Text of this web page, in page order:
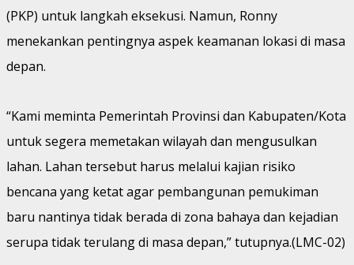
(PKP) untuk langkah eksekusi. Namun, Ronny
menekankan pentingnya aspek keamanan lokasi di masa
depan.
“Kami meminta Pemerintah Provinsi dan Kabupaten/Kota
untuk segera memetakan wilayah dan mengusulkan
lahan. Lahan tersebut harus melalui kajian risiko
bencana yang ketat agar pembangunan pemukiman
baru nantinya tidak berada di zona bahaya dan kejadian
serupa tidak terulang di masa depan,” tutupnya.(LMC-02)